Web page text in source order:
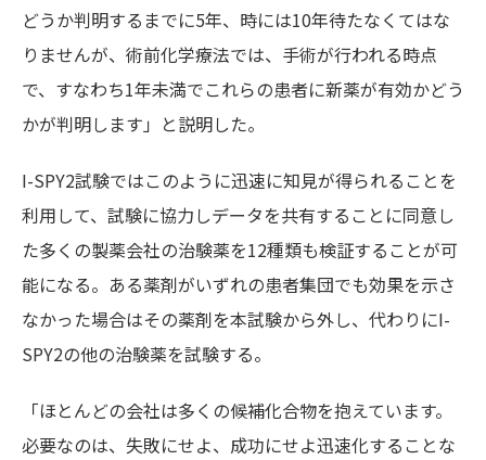
どうか判明するまでに5年、時には10年待たなくてはな
りませんが、術前化学療法では、手術が行われる時点
で、すなわち1年未満でこれらの患者に新薬が有効かどう
かが判明します」と説明した。
I-SPY2試験ではこのように迅速に知見が得られることを
利用して、試験に協力しデータを共有することに同意し
た多くの製薬会社の治験薬を12種類も検証することが可
能になる。ある薬剤がいずれの患者集団でも効果を示さ
なかった場合はその薬剤を本試験から外し、代わりにI-
SPY2の他の治験薬を試験する。
「ほとんどの会社は多くの候補化合物を抱えています。
必要なのは、失敗にせよ、成功にせよ迅速化することな